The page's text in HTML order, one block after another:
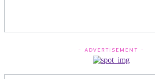
- ADVERTISEMENT -